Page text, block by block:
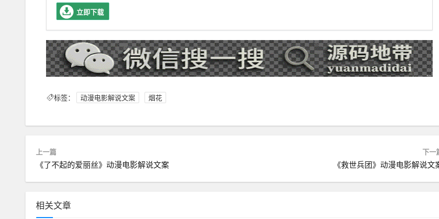
立即下载
标签： 动漫电影解说文案 烟花
上一篇
《了不起的爱丽丝》动漫电影解说文案
下一
《救世兵团》动漫电影解说文
相关文章